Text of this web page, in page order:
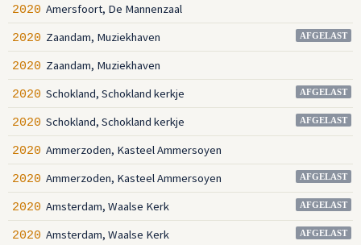
2020 Amersfoort, De Mannenzaal
AFGELAST
2020 Zaandam, Muziekhaven
2020 Zaandam, Muziekhaven
AFGELAST
2020 Schokland, Schokland kerkje
AFGELAST
2020 Schokland, Schokland kerkje
2020 Ammerzoden, Kasteel Ammersoyen
AFGELAST
2020 Ammerzoden, Kasteel Ammersoyen
AFGELAST
2020 Amsterdam, Waalse Kerk
AFGELAST
2020 Amsterdam, Waalse Kerk